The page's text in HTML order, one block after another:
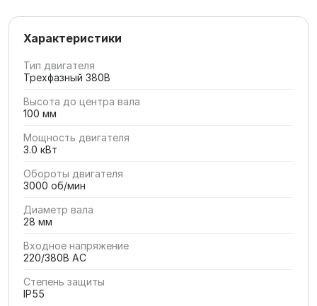
Характеристики
Тип двигателя
Трехфазный 380В
Высота до центра вала
100 мм
Мощность двигателя
3.0 кВт
Обороты двигателя
3000 об/мин
Диаметр вала
28 мм
Входное напряжение
220/380В AC
Степень защиты
IP55